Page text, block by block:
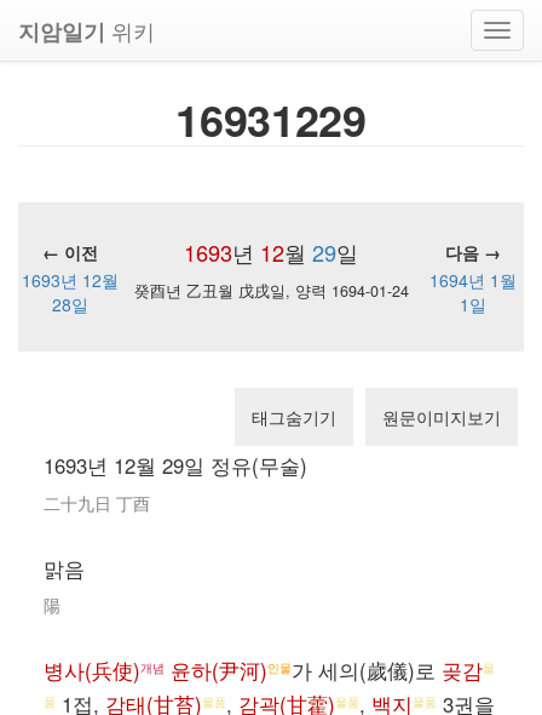
지암일기 위키
16931229
1693년 12월 29일
← 이전
다음 →
1693년 12월
28일
癸酉년 乙丑월 戊戌일, 양력 1694-01-24
1694년 1월
1일
태그숨기기 원문이미지보기
1693년 12월 29일 정유(무술)
二十九日 丁酉
맑음
陽
병사(兵使)개념 윤하(尹河)인물가 세의(歲儀)로 곶감물
품 1접, 감태(甘苔)물품, 감곽(甘藿)물품, 백지 물품 3권을